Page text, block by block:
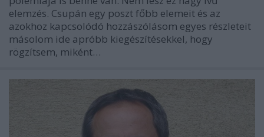
elemzés. Csupán egy poszt főbb elemeit és az
azokhoz kapcsolódó hozzászólásom egyes részleteit
másolom ide apróbb kiegészítésekkel, hogy
rögzítsem, miként…